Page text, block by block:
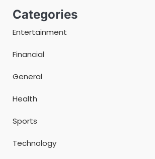
Categories
Entertainment
Financial
General
Health
Sports
Technology